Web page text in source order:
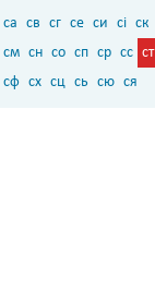
са св сг се си сі ск
см сн со сп ср сс ст
сф сх сц сь сю ся